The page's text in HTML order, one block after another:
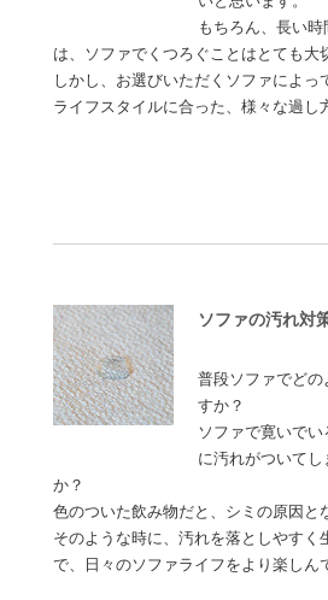
もちろん、長い
は、ソファでくつろぐことはとても大
しかし、お選びいただくソファによっ
ライフスタイルに合った、様々な過
ソファの汚れ対
普段ソファでどの
すか？
ソファで寛いで
に汚れがついて
か？
色のついた飲み物だと、シミの原因と
そのような時に、汚れを落としやすく
で、日々のソファライフをより楽し